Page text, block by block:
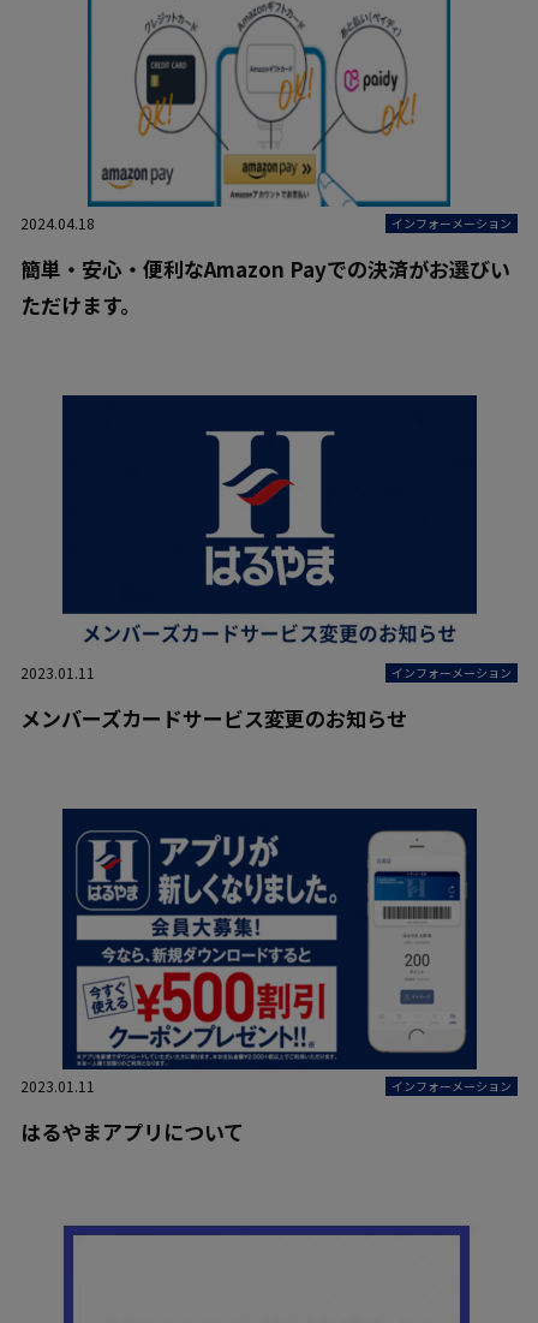
2024.04.18 インフォーメーション
簡単・安心・便利なAmazon Payでの決済がお選びい
ただけます。
2023.01.11 インフォーメーション
メンバーズカードサービス変更のお知らせ
2023.01.11 インフォーメーション
はるやまアプリについて